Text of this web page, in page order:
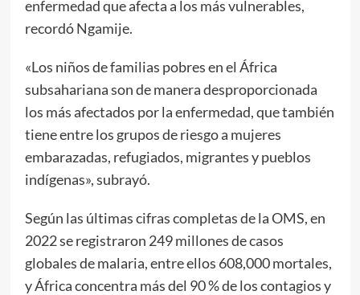
enfermedad que afecta a los más vulnerables,
recordó Ngamije.
«Los niños de familias pobres en el África
subsahariana son de manera desproporcionada
los más afectados por la enfermedad, que también
tiene entre los grupos de riesgo a mujeres
embarazadas, refugiados, migrantes y pueblos
indígenas», subrayó.
Según las últimas cifras completas de la OMS, en
2022 se registraron 249 millones de casos
globales de malaria, entre ellos 608,000 mortales,
y África concentra más del 90 % de los contagios y